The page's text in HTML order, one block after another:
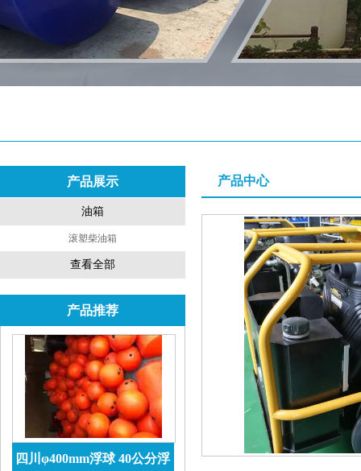
产品展示
油箱
滚塑柴油箱
查看全部
产品推荐
四川φ400mm浮球 40公分浮
产品中心